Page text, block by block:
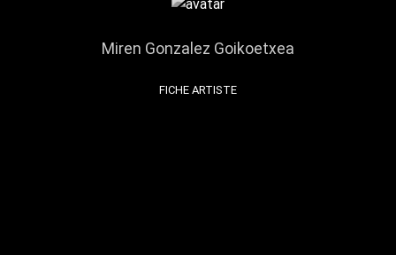
Miren Gonzalez Goikoetxea
FICHE ARTISTE